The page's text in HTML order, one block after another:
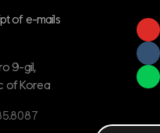
of e-mails
9-gil,
of Korea